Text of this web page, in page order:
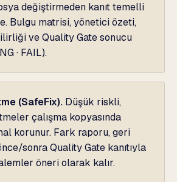
değiştirmeden kanıt temelli
Bulgu matrisi, yönetici özeti,
ve Quality Gate sonucu
· FAIL).
(SafeFix). Düşük riskli,
çalışma kopyasında
korunur. Fark raporu, geri
sonra Quality Gate kanıtıyla
öneri olarak kalır.